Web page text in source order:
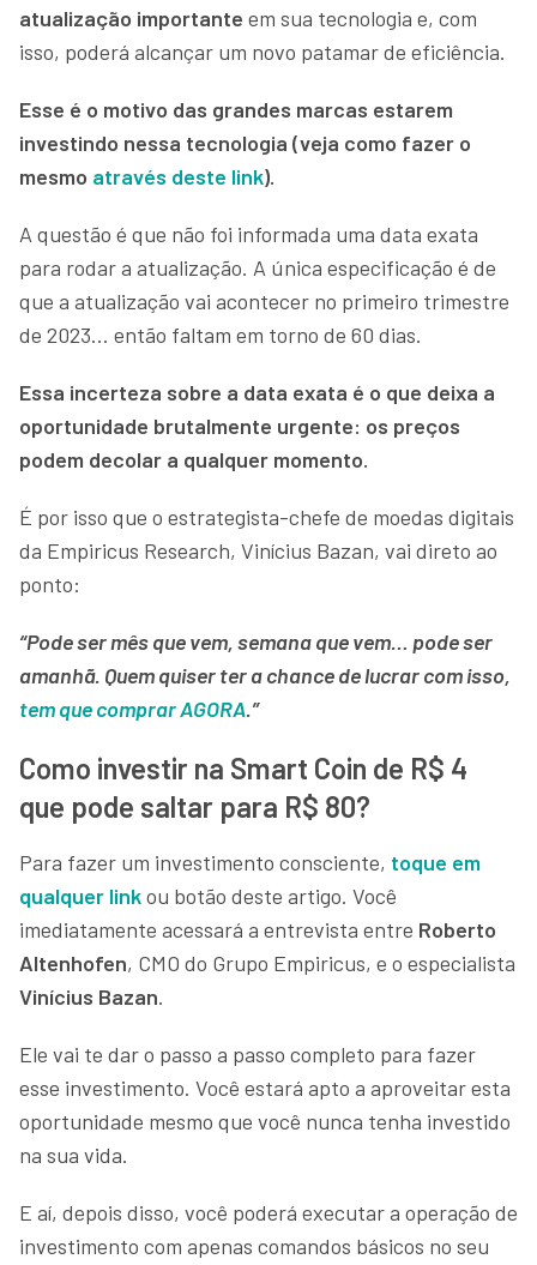
atualização importante em sua tecnologia e, com
isso, poderá alcançar um novo patamar de eficiência.
Esse é o motivo das grandes marcas estarem
investindo nessa tecnologia (veja como fazer o
mesmo através deste link).
A questão é que não foi informada uma data exata
para rodar a atualização. A única especificação é de
que a atualização vai acontecer no primeiro trimestre
de 2023… então faltam em torno de 60 dias.
Essa incerteza sobre a data exata é o que deixa a
oportunidade brutalmente urgente: os preços
podem decolar a qualquer momento.
É por isso que o estrategista-chefe de moedas digitais
da Empiricus Research, Vinícius Bazan, vai direto ao
ponto:
“Pode ser mês que vem, semana que vem… pode ser
amanhã. Quem quiser ter a chance de lucrar com isso,
tem que comprar AGORA.”
Como investir na Smart Coin de R$ 4
que pode saltar para R$ 80?
Para fazer um investimento consciente, toque em
qualquer linkou botão deste artigo. Você
imediatamente acessará a entrevista entre Roberto
Altenhofen, CMO do Grupo Empiricus, e o especialista
Vinícius Bazan.
Ele vai te dar o passo a passo completo para fazer
esse investimento. Você estará apto a aproveitar esta
oportunidade mesmo que você nunca tenha investido
na sua vida.
E aí, depois disso, você poderá executar a operação de
investimento com apenas comandos básicos no seu